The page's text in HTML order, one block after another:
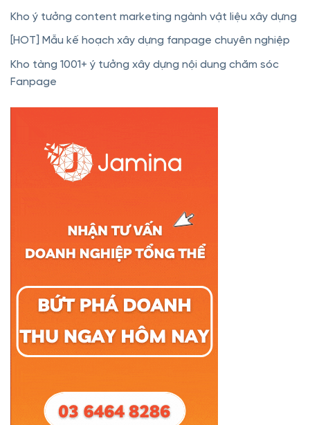
Kho ý tưởng content marketing ngành vật liệu xây dựng
[HOT] Mẫu kế hoạch xây dựng fanpage chuyên nghiệp
Kho tàng 1001+ ý tưởng xây dựng nội dung chăm sóc
Fanpage